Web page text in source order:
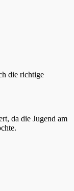
die richtige
da die Jugend am